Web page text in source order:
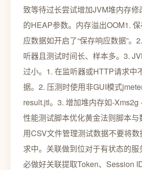
致等待过长尝试增加JVM堆内存修
的HEAP参数。内存溢出OOM1.
应数据如开启了“保存响应数据”。
听器且测试时间长、样本多。3.
过小。1. 在监听器或HTTP请求中
据。2. 压测时使用非GUI模式
result.jtl。3. 增加堆内存如-Xms2g
性能测试脚本优化黄金法则脚本
用CSV文件管理测试数据不要将
求中。关联做到位对于有状态的
必做好关联提取Token、Session